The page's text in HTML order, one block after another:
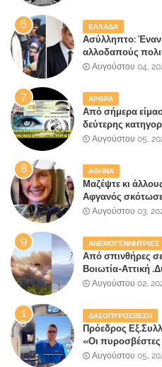
ΕΛΛΑΔΑ
Ασύλληπτο:
αλλοδαπούς
κυβέρνηση!
Αυγούστου 04,
ΑΡΘΡΑ
Από σήμερα
δεύτερης
Αυγούστου 05,
ΑΘΗΝΑ
Μαζέψτε κι
Αφγανός σκότωσε
κάνει τη
Αυγούστου 03,
ΑΝΕΜΟΓΕΝΝΗΤΡΙΕΣ
Από σπινθήρες
Βοιωτία-Αττική
την λάθος
Αυγούστου 02,
ΔΑΣΟΠΥΡΟΣΒΕΣΗ
Πρόεδρος
«Οι
κατοίκους»
Αυγούστου 05,